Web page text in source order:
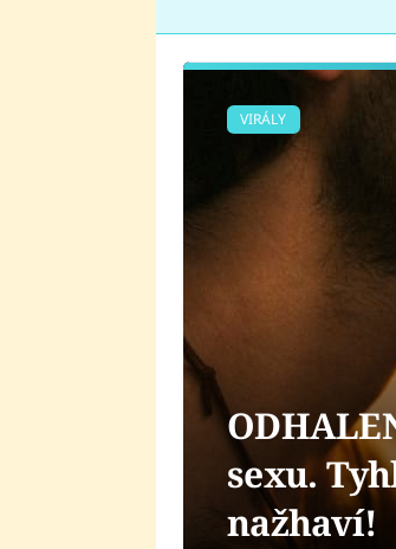
VIRÁLY
sexu.
nažhaví!